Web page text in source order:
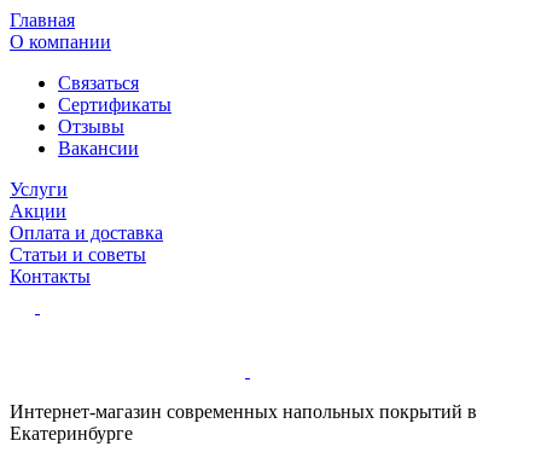
Главная
О компании
Связаться
Сертификаты
Отзывы
Вакансии
Услуги
Акции
Оплата и доставка
Статьи и советы
Контакты
Интернет-магазин современных напольных покрытий в
Екатеринбурге